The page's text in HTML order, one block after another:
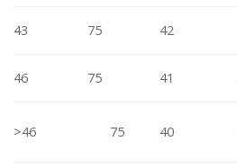
43 75 42
46 75 41
>46 75 40